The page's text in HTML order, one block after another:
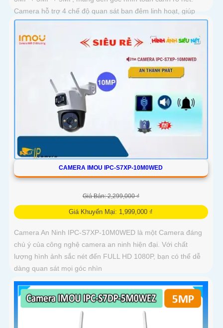
Camera hỗ trợ 4 chế độ quan sát ban đêm linh hoạt, giúp
giám sát hiệu quả trong mọi điều kiện ánh sáng
CAMERA IMOU IPC-S7XP-10M0WED
Giá Bán: 2,299,000 ₫
Giá Khuyến Mại: 1,999,000 ₫
Camera An Ninh IPC-S7XP-10M0WED là một Camera đáng
chú ý của công nghệ camera an ninh hiện đại. Với chất
lượng hình ảnh sắc nét đến FULL HD 1080P, bạn có thể dễ
dàng quan sát mọi góc nhìn